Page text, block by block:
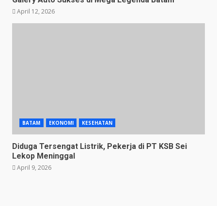
April 12, 2026
BATAM EKONOMI KESEHATAN
Diduga Tersengat Listrik, Pekerja di PT KSB Sei
Lekop Meninggal
April 9, 2026